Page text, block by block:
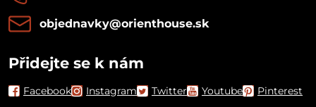
objednavky​@orienthouse​.sk
Přidejte se k nám
Facebook Instagram Twitter Youtube Pinterest